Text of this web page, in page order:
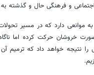
و فرهنگی حال و گذشته
موانعی دارد که در مسیر
خروشان حرکت کرده اما
نتیجه خواهد داد که ترمیم